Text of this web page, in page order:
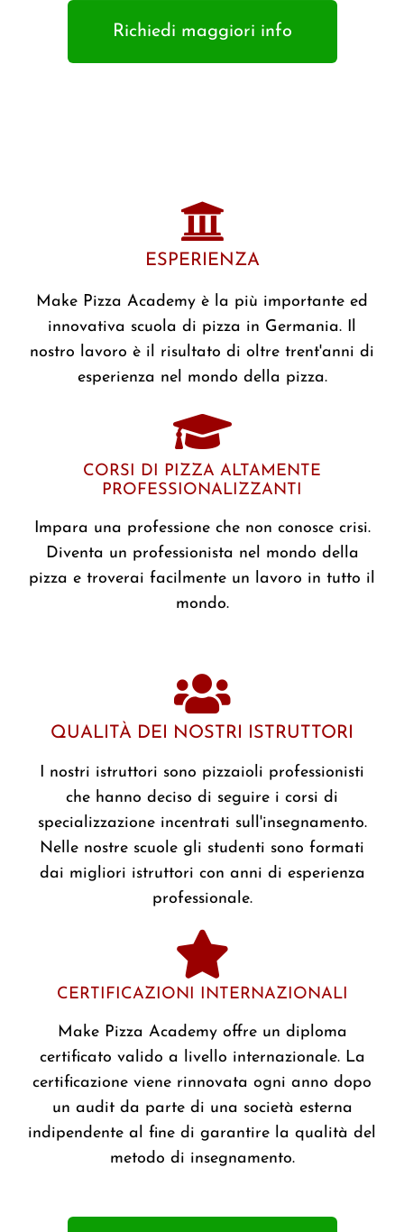
Richiedi maggiori info
ESPERIENZA
Make Pizza Academy è la più importante ed
innovativa scuola di pizza in Germania. Il
nostro lavoro è il risultato di oltre trent'anni di
esperienza nel mondo della pizza.
CORSI DI PIZZA ALTAMENTE
PROFESSIONALIZZANTI
Impara una professione che non conosce crisi.
Diventa un professionista nel mondo della
pizza e troverai facilmente un lavoro in tutto il
mondo.
QUALITÀ DEI NOSTRI ISTRUTTORI​
I nostri istruttori sono pizzaioli professionisti
che hanno deciso di seguire i corsi di
specializzazione incentrati sull'insegnamento.
Nelle nostre scuole gli studenti sono formati
dai migliori istruttori con anni di esperienza
professionale.
CERTIFICAZIONI INTERNAZIONALI
Make Pizza Academy offre un diploma
certificato valido a livello internazionale. La
certificazione viene rinnovata ogni anno dopo
un audit da parte di una società esterna
indipendente al fine di garantire la qualità del
metodo di insegnamento.